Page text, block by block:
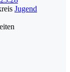
Jugend